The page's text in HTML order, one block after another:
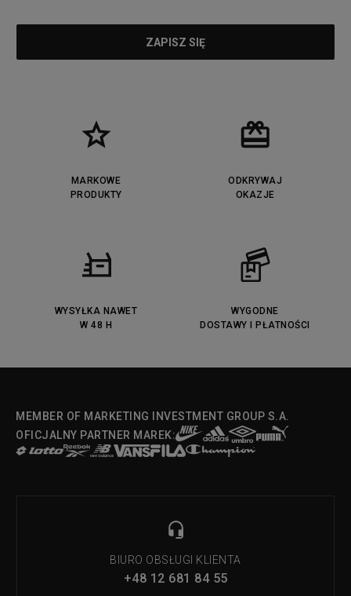
MARKOWE
PRODUKTY
ODKRYWAJ
OKAZJE
WYSYŁKA NAWET
W 48 H
WYGODNE
DOSTAWY I PŁATNOŚCI
MEMBER OF MARKETING INVESTMENT GROUP S.A.
OFICJALNY PARTNER MAREK:
BIURO OBSŁUGI KLIENTA
+48 12 681 84 55